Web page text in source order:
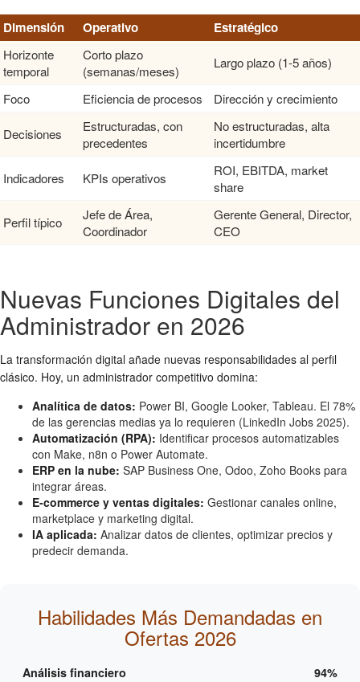
Dimensión Operativo Estratégico
Horizonte
temporal
Corto plazo
(semanas/meses)
Largo plazo (1-5 años)
Foco Eficiencia de procesos Dirección y crecimiento
Decisiones
Estructuradas, con
precedentes
No estructuradas, alta
incertidumbre
Indicadores KPIs operativos
ROI, EBITDA, market
share
Perfil típico
Jefe de Área,
Coordinador
Gerente General, Director,
CEO
Nuevas Funciones Digitales del
Administrador en 2026
La transformación digital añade nuevas responsabilidades al perfil
clásico. Hoy, un administrador competitivo domina:
Analítica de datos: Power BI, Google Looker, Tableau. El 78%
de las gerencias medias ya lo requieren (LinkedIn Jobs 2025).
Automatización (RPA): Identificar procesos automatizables
con Make, n8n o Power Automate.
ERP en la nube: SAP Business One, Odoo, Zoho Books para
integrar áreas.
E-commerce y ventas digitales: Gestionar canales online,
marketplace y marketing digital.
IA aplicada: Analizar datos de clientes, optimizar precios y
predecir demanda.
Habilidades Más Demandadas en
Ofertas 2026
Análisis financiero 94%